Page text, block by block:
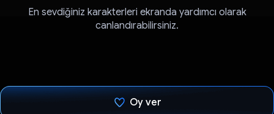
En sevdiğiniz karakterleri ekranda yardımcı olarak
canlandırabilirsiniz.
Oy ver